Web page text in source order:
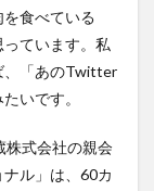
食べている
ています。私
、「あのTwitter
いです。
式会社の親会
ル」は、60カ